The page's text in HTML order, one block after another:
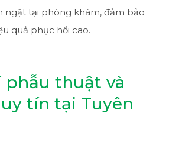
ngặt tại phòng khám, đảm bảo
quả phục hồi cao.
phẫu thuật và
tín tại Tuyên